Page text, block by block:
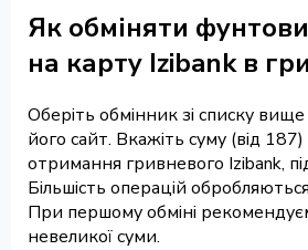
Як обміняти
на карту Izibank в
Оберіть обмінник зі списку вище
його сайт. Вкажіть суму (від
отримання гривневого Izibank,
Більшість операцій
При першому обміні
невеликої суми.